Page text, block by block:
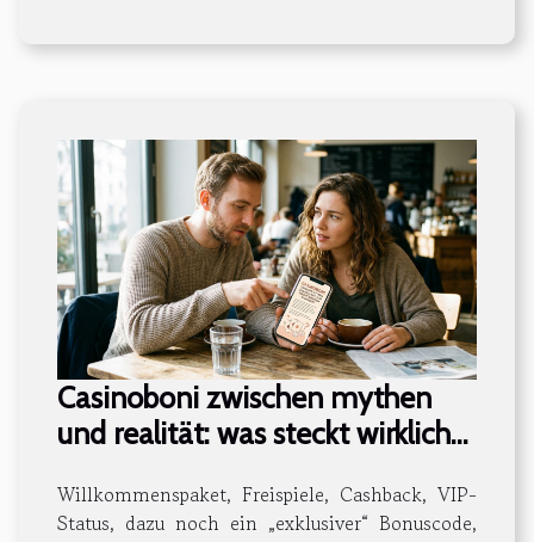
Casinoboni zwischen mythen
und realität: was steckt wirklich
Willkommenspaket, Freispiele, Cashback, VIP-
Status, dazu noch ein „exklusiver“ Bonuscode,